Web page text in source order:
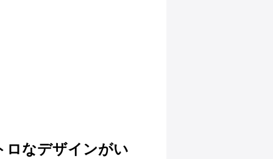
ロなデザインがい